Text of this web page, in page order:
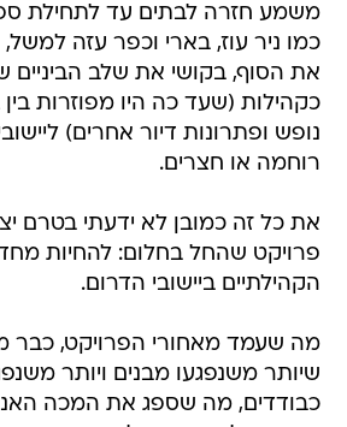
משמע חזרה לבתים עד לתחילת
כמו ניר עוז, בארי וכפר עזה למשל,
את הסוף, בקושי את שלב הביניים
כקהילות (שעד כה היו מפוזרות בין
נופש ופתרונות דיור אחרים)
רוחמה או חצרים.
את כל זה כמובן לא ידעתי בטרם
פרויקט שהחל בחלום: להחיות
הקהילתיים ביישובי הדרום.
מה שעמד מאחורי הפרויקט, כבר
שיותר משנפגעו מבנים ויותר
כבודדים, מה שספג את המכה